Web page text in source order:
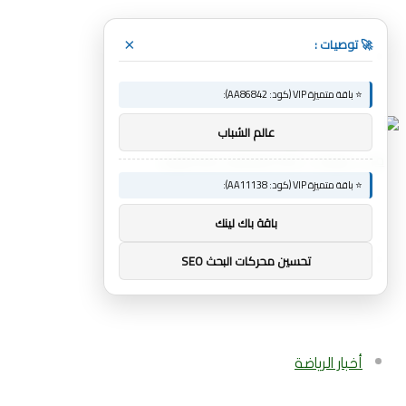
القائمة
عن
أخبار الرياضة
🚀 توصيات : ×
⭐ باقة متميزة VIP (كود: AA86842):
عالم الشباب
⭐ باقة متميزة VIP (كود: AA11138):
باقة باك لينك
تحسين محركات البحث SEO